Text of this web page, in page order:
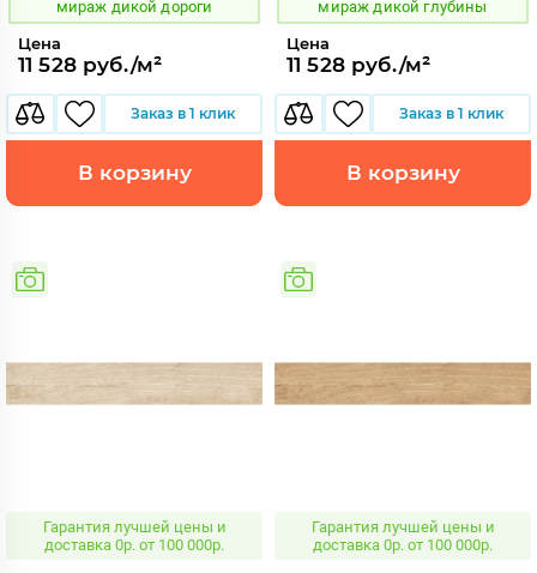
мираж дикой дороги
Цена
11 528 руб./м²
Заказ в 1 клик
В корзину
мираж дикой глубины
Цена
11 528 руб./м²
Заказ в 1 клик
В корзину
Гарантия лучшей цены и
доставка 0р. от 100 000р.
Гарантия лучшей цены и
доставка 0р. от 100 000р.